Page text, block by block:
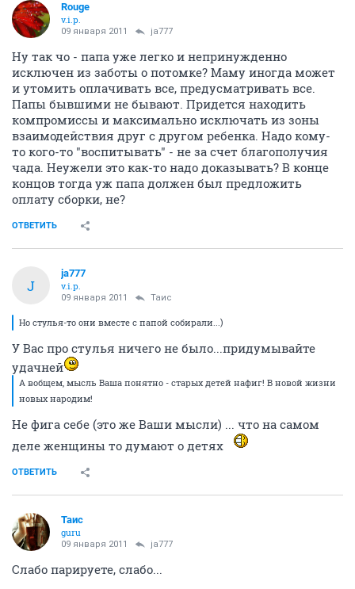
Rouge
v.i.p.
09 января 2011 ja777
Ну так чо - папа уже легко и непринужденно
исключен из заботы о потомке? Маму иногда может
и утомить оплачивать все, предусматривать все.
Папы бывшими не бывают. Придется находить
компромиссы и максимально исключать из зоны
взаимодействия друг с другом ребенка. Надо кому-
то кого-то "воспитывать" - не за счет благополучия
чада. Неужели это как-то надо доказывать? В конце
концов тогда уж папа должен был предложить
оплату сборки, не?
ОТВЕТИТЬ
J
ja777
v.i.p.
09 января 2011 Таис
Но стулья-то они вместе с папой собирали...)
У Вас про стулья ничего не было...придумывайте
удачней
А вобщем, мысль Ваша понятно - старых детей нафиг! В новой жизни
новых народим!
Не фига себе (это же Ваши мысли) ... что на самом
деле женщины то думают о детях
ОТВЕТИТЬ
Таис
guru
09 января 2011 ja777
Слабо парируете, слабо...